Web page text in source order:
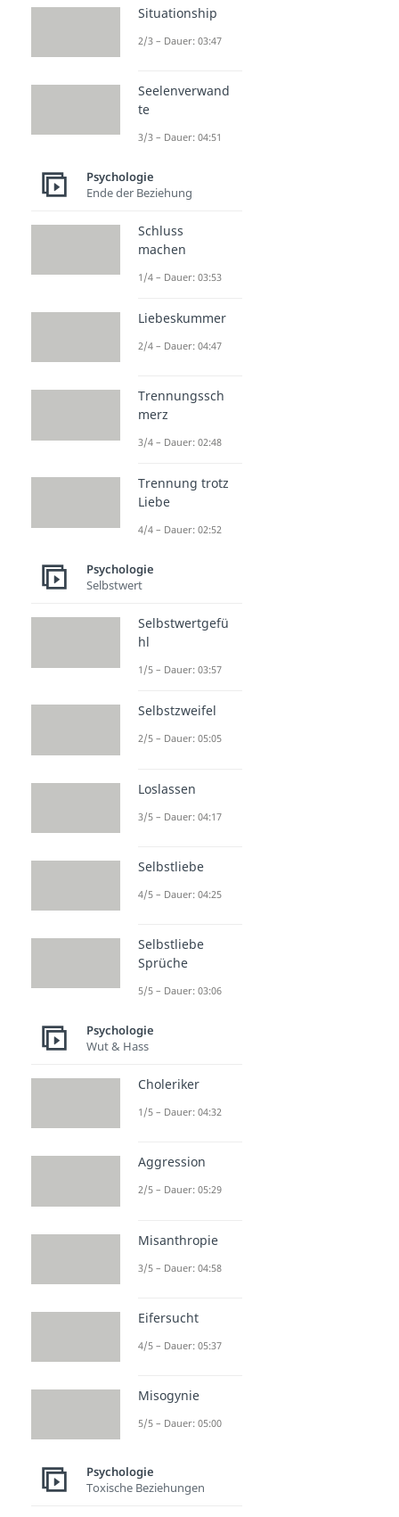
Situationship
2/3 – Dauer: 03:47
Seelenverwand
te
3/3 – Dauer: 04:51
Psychologie
Ende der Beziehung
Schluss
machen
1/4 – Dauer: 03:53
Liebeskummer
2/4 – Dauer: 04:47
Trennungssch
merz
3/4 – Dauer: 02:48
Trennung trotz
Liebe
4/4 – Dauer: 02:52
Psychologie
Selbstwert
Selbstwertgefü
hl
1/5 – Dauer: 03:57
Selbstzweifel
2/5 – Dauer: 05:05
Loslassen
3/5 – Dauer: 04:17
Selbstliebe
4/5 – Dauer: 04:25
Selbstliebe
Sprüche
5/5 – Dauer: 03:06
Psychologie
Wut & Hass
Choleriker
1/5 – Dauer: 04:32
Aggression
2/5 – Dauer: 05:29
Misanthropie
3/5 – Dauer: 04:58
Eifersucht
4/5 – Dauer: 05:37
Misogynie
5/5 – Dauer: 05:00
Psychologie
Toxische Beziehungen